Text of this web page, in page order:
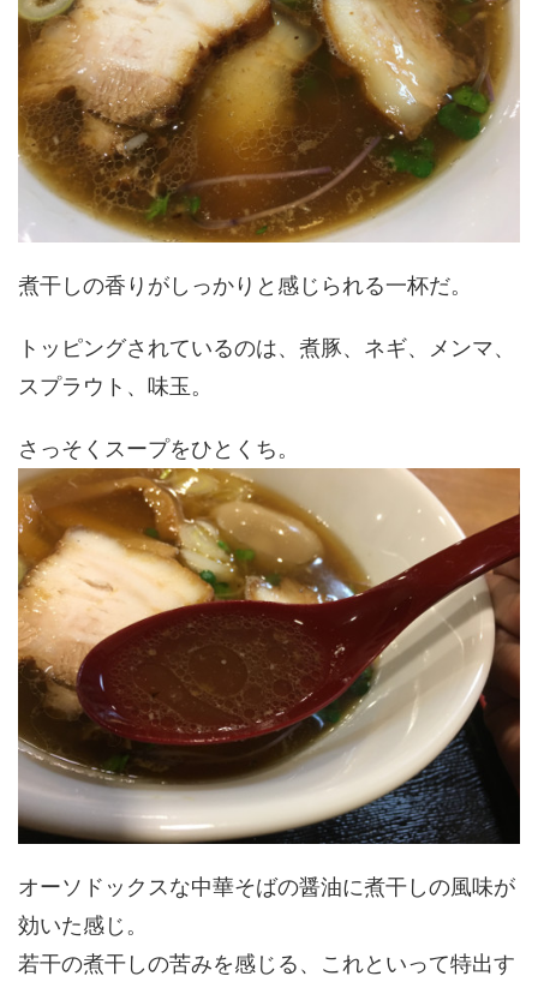
煮干しの香りがしっかりと感じられる一杯だ。
トッピングされているのは、煮豚、ネギ、メンマ、
スプラウト、味玉。
さっそくスープをひとくち。
オーソドックスな中華そばの醤油に煮干しの風味が
効いた感じ。
若干の煮干しの苦みを感じる、これといって特出す